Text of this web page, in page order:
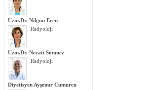
Uzm.Dr. Nilgün Eren
Radyoloji
Uzm.Dr. Necati Sönmez
Radyoloji
Diyetisyen Ayşenur Cumurcu